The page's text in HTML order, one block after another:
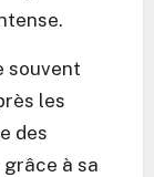
souvent
les
des
à sa